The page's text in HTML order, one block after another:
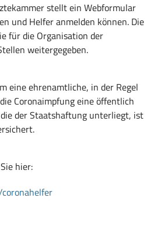
stellt ein Webformular
und Helfer anmelden können. Die
für die Organisation der
weitergegeben.
eine ehrenamtliche, in der Regel
Coronaimpfung eine öffentlich
der Staatshaftung unterliegt, ist
hier:
(öffnet